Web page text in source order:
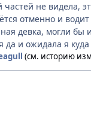
частей не
отменно и
девка, могли
и ожидала я
(см. историю